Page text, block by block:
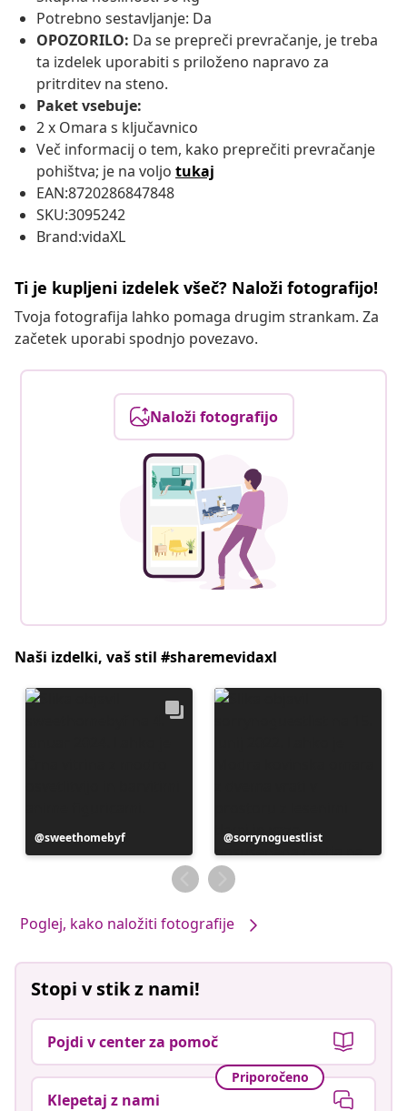
Potrebno sestavljanje: Da
OPOZORILO: Da se prepreči prevračanje, je treba
ta izdelek uporabiti s priloženo napravo za
pritrditev na steno.
Paket vsebuje:
2 x Omara s ključavnico
Več informacij o tem, kako preprečiti prevračanje
pohištva; je na voljo tukaj
EAN:8720286847848
SKU:3095242
Brand:vidaXL
Ti je kupljeni izdelek všeč? Naloži fotografijo!
Tvoja fotografija lahko pomaga drugim strankam. Za
začetek uporabi spodnjo povezavo.
Naloži fotografijo
Naši izdelki, vaš stil #sharemevidaxl
Objavo
je
sweethomebyf
Objavo
je
objavil
sorrynoguestlist
Poglej, kako naložiti fotografije
Stopi v stik z nami!
Pojdi v center za pomoč
Priporočeno
Klepetaj z nami